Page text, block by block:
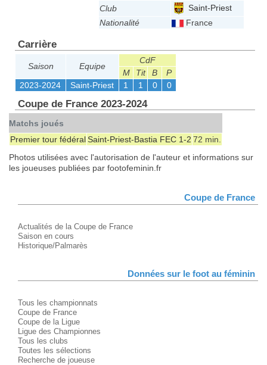
Club
Saint-Priest
Nationalité
France
Carrière
Saison Equipe
CdF
M
Tit B
P
2023-2024
Saint-Priest 1 1 0 0
Coupe de France 2023-2024
Matchs joués
Premier tour fédéral Saint-Priest-Bastia FEC 1-2 72 min.
Photos utilisées avec l'autorisation de l'auteur et informations sur
les joueuses publiées par footofeminin.fr
Coupe de France
Actualités de la Coupe de France
Saison en cours
Historique/Palmarès
Données sur le foot au féminin
Tous les championnats
Coupe de France
Coupe de la Ligue
Ligue des Championnes
Tous les clubs
Toutes les sélections
Recherche de joueuse